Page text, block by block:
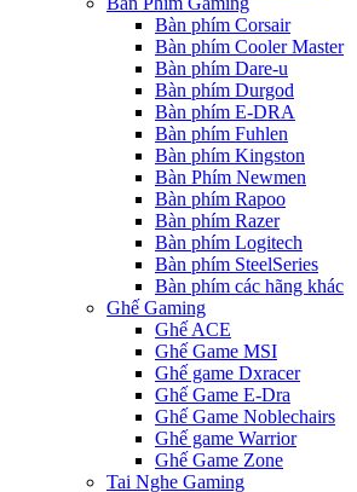
Bàn phím Corsair
Bàn phím Cooler Master
Bàn phím Dare-u
Bàn phím Durgod
Bàn phím E-DRA
Bàn phím Fuhlen
Bàn phím Kingston
Bàn Phím Newmen
Bàn phím Rapoo
Bàn phím Razer
Bàn phím Logitech
Bàn phím SteelSeries
Bàn phím các hãng khác
Ghế Gaming
Ghế ACE
Ghế Game MSI
Ghế game Dxracer
Ghế Game E-Dra
Ghế Game Noblechairs
Ghế game Warrior
Ghế Game Zone
Tai Nghe Gaming